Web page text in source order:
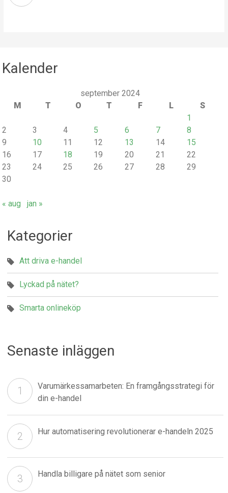
Kalender
september 2024
M
T O T F L
S
1
2
3 4 5 6 7
8
9
10 11 12 13 14
15
16
17 18 19 20 21
22
23
24 25 26 27 28
29
30
« aug jan »
Kategorier
Att driva e-handel
Lyckad på nätet?
Smarta onlineköp
Senaste inläggen
Varumärkessamarbeten: En framgångsstrategi för
din e-handel
Hur automatisering revolutionerar e-handeln 2025
Handla billigare på nätet som senior